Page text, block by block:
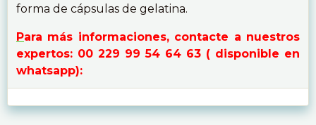
forma de cápsulas de gelatina.
Para más informaciones, contacte a nuestros
expertos: 00 229 99 54 64 63 ( disponible en
whatsapp):